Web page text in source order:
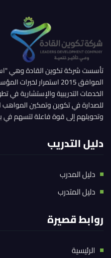
الموافق 2015 استمرار
الخدمات التدريبية والإستشارية في
للصدارة في تكوين وتمكين المواهب
وتحويلهم إلى قوة فاعلة لتسهم في
دليل التدريب
دليل المدرب
دليل المتدرب
روابط قصيرة
الرئيسية